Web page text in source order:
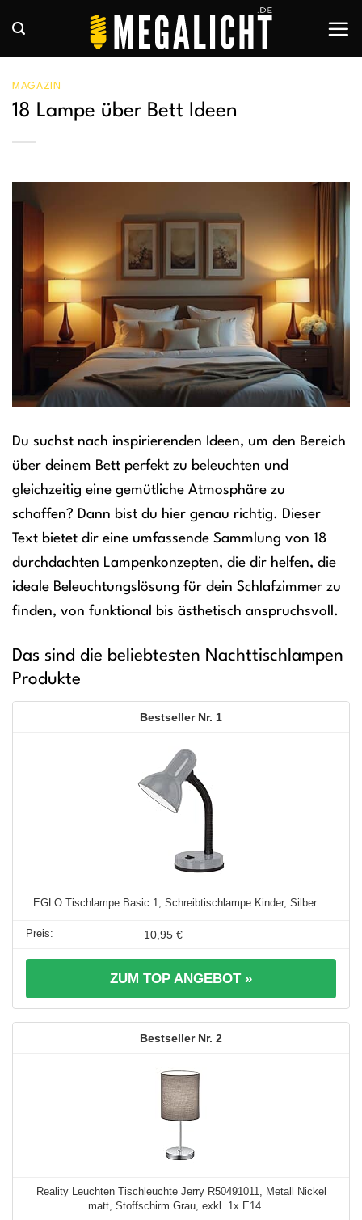
Inhalt
springen
MAGAZIN
18 Lampe über Bett Ideen
Du suchst nach inspirierenden Ideen, um den Bereich
über deinem Bett perfekt zu beleuchten und
gleichzeitig eine gemütliche Atmosphäre zu
schaffen? Dann bist du hier genau richtig. Dieser
Text bietet dir eine umfassende Sammlung von 18
durchdachten Lampenkonzepten, die dir helfen, die
ideale Beleuchtungslösung für dein Schlafzimmer zu
finden, von funktional bis ästhetisch anspruchsvoll.
Das sind die beliebtesten Nachttischlampen
Produkte
1
EGLO Tischlampe Basic 1, Schreibtischlampe Kinder, Silber ...
10,95 €
ZUM TOP ANGEBOT »
2
Reality Leuchten Tischleuchte Jerry R50491011, Metall Nickel
matt, Stoffschirm Grau, exkl. 1x E14 ...